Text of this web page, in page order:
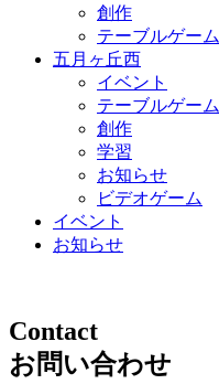
創作
テーブルゲーム
五月ヶ丘西
イベント
テーブルゲーム
創作
学習
お知らせ
ビデオゲーム
イベント
お知らせ
Contact
お問い合わせ